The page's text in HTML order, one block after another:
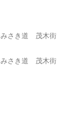
さき道 茂木街
さき道 茂木街